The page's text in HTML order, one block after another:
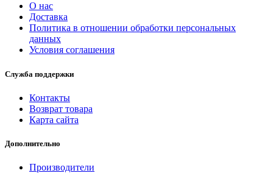
О нас
Доставка
Политика в отношении обработки персональных
данных
Условия соглашения
Служба поддержки
Контакты
Возврат товара
Карта сайта
Дополнительно
Производители